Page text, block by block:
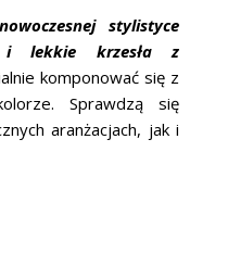
stylistyce
i lekkie krzesła z
komponować się z
Sprawdzą się
aranżacjach, jak i